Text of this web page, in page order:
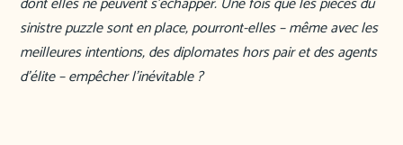
sinistre puzzle sont en place, pourront-elles – même avec les
meilleures intentions, des diplomates hors pair et des agents
d’élite – empêcher l’inévitable ?